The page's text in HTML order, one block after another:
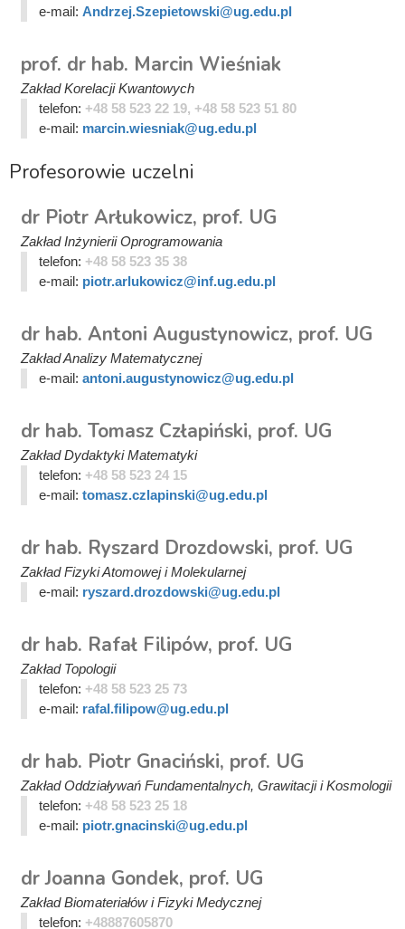
e-mail: Andrzej.Szepietowski@ug.edu.pl
prof. dr hab. Marcin Wieśniak
Zakład Korelacji Kwantowych
telefon: +48 58 523 22 19, +48 58 523 51 80
e-mail: marcin.wiesniak@ug.edu.pl
Profesorowie uczelni
dr Piotr Arłukowicz, prof. UG
Zakład Inżynierii Oprogramowania
telefon: +48 58 523 35 38
e-mail: piotr.arlukowicz@inf.ug.edu.pl
dr hab. Antoni Augustynowicz, prof. UG
Zakład Analizy Matematycznej
e-mail: antoni.augustynowicz@ug.edu.pl
dr hab. Tomasz Człapiński, prof. UG
Zakład Dydaktyki Matematyki
telefon: +48 58 523 24 15
e-mail: tomasz.czlapinski@ug.edu.pl
dr hab. Ryszard Drozdowski, prof. UG
Zakład Fizyki Atomowej i Molekularnej
e-mail: ryszard.drozdowski@ug.edu.pl
dr hab. Rafał Filipów, prof. UG
Zakład Topologii
telefon: +48 58 523 25 73
e-mail: rafal.filipow@ug.edu.pl
dr hab. Piotr Gnaciński, prof. UG
Zakład Oddziaływań Fundamentalnych, Grawitacji i Kosmologii
telefon: +48 58 523 25 18
e-mail: piotr.gnacinski@ug.edu.pl
dr Joanna Gondek, prof. UG
Zakład Biomateriałów i Fizyki Medycznej
telefon: +48887605870